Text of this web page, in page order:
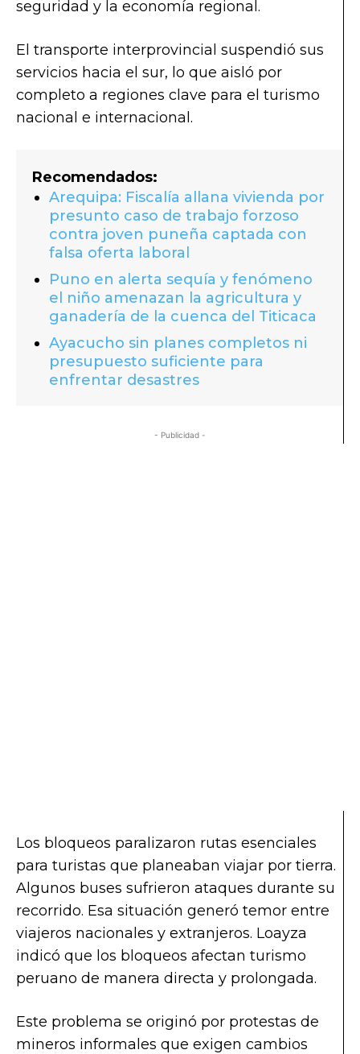
seguridad y la economía regional.
El transporte interprovincial suspendió sus
servicios hacia el sur, lo que aisló por
completo a regiones clave para el turismo
nacional e internacional.
Recomendados:
Arequipa: Fiscalía allana vivienda por
presunto caso de trabajo forzoso
contra joven puneña captada con
falsa oferta laboral
Puno en alerta sequía y fenómeno
el niño amenazan la agricultura y
ganadería de la cuenca del Titicaca
Ayacucho sin planes completos ni
presupuesto suficiente para
enfrentar desastres
- Publicidad -
Los bloqueos paralizaron rutas esenciales
para turistas que planeaban viajar por tierra.
Algunos buses sufrieron ataques durante su
recorrido. Esa situación generó temor entre
viajeros nacionales y extranjeros. Loayza
indicó que los bloqueos afectan turismo
peruano de manera directa y prolongada.
Este problema se originó por protestas de
mineros informales que exigen cambios